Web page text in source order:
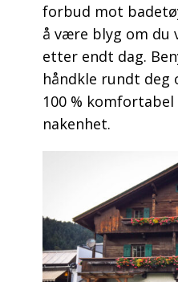
forbud mot
å være blyg om du
etter endt dag.
håndkle rundt deg
100 %
nakenhet.